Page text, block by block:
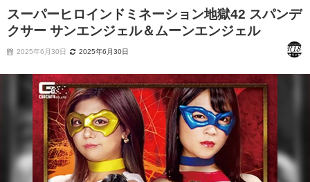
スーパーヒロインドミネーション地獄42 スパンデ
クサー サンエンジェル＆ムーンエンジェル
2025年6月30日 2025年6月30日